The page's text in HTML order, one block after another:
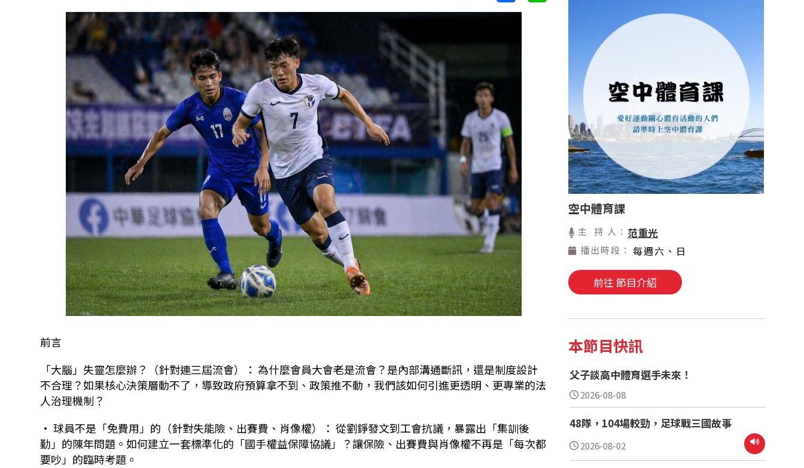
前言
「大腦」失靈怎麼辦？（針對連三屆流會）： 為什麼會員大會老是流會？是內部溝通斷訊，還是制度設計
不合理？如果核心決策層動不了，導致政府預算拿不到、政策推不動，我們該如何引進更透明、更專業的法
人治理機制？
• 球員不是「免費用」的（針對失能險、出賽費、肖像權）： 從劉錚發文到工會抗議，暴露出「集訓後
勤」的陳年問題。如何建立一套標準化的「國手權益保障協議」？讓保險、出賽費與肖像權不再是「每次都
要吵」的臨時考題。
空中體育課
主 持 人： 范重光
播出時段： 每週六、日
前往 節目介紹
本節目快訊
父子談高中體育選手未來！
2026-08-08
48隊，104場較勁，足球戰三國故事
2026-08-02